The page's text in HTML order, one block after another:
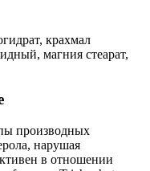
крахмал
магния стеарат,
производных
нарушая
в отношении